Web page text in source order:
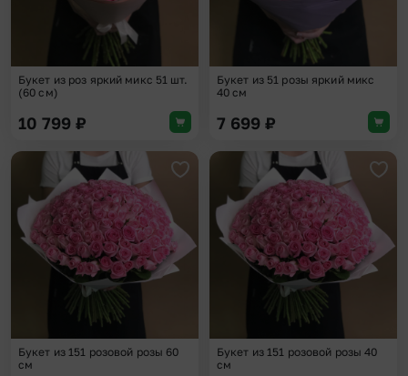
Букет из роз яркий микс 51 шт.
(60 см)
10 799 ₽
Букет из 51 розы яркий микс
40 см
7 699 ₽
Добавить в избранное
Букет из 151 розовой розы 60
см
Букет из 151 розовой розы 40
см